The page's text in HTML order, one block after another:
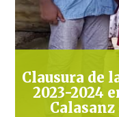
Clausura de
2023-2024